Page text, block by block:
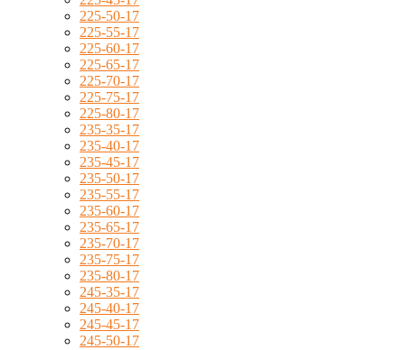
225-50-17
225-55-17
225-60-17
225-65-17
225-70-17
225-75-17
225-80-17
235-35-17
235-40-17
235-45-17
235-50-17
235-55-17
235-60-17
235-65-17
235-70-17
235-75-17
235-80-17
245-35-17
245-40-17
245-45-17
245-50-17